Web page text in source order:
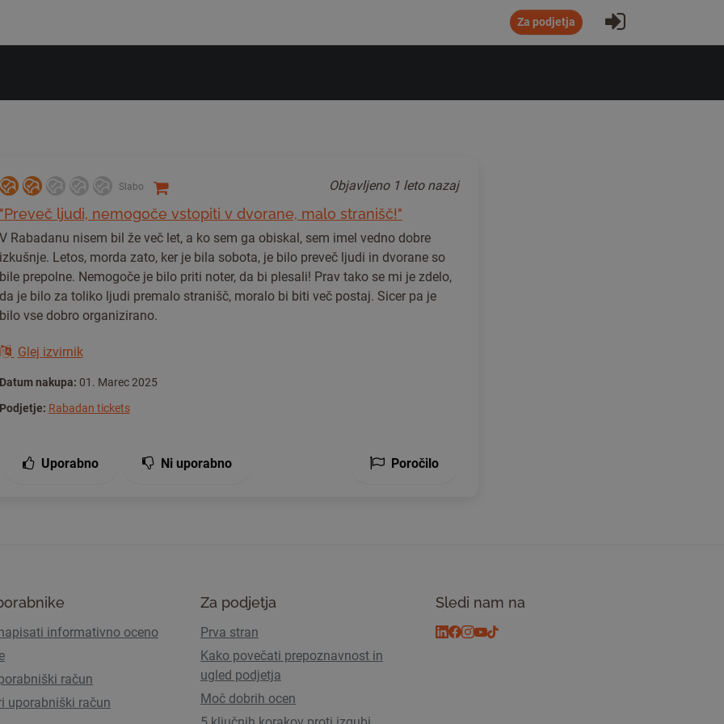
Za podjetja Prijavi se
Slabo Objavljeno 1 leto nazaj
"Preveč ljudi, nemogoče vstopiti v dvorane, malo stranišč!"
V Rabadanu nisem bil že več let, a ko sem ga obiskal, sem imel vedno dobre
izkušnje. Letos, morda zato, ker je bila sobota, je bilo preveč ljudi in dvorane so
bile prepolne. Nemogoče je bilo priti noter, da bi plesali! Prav tako se mi je zdelo,
da je bilo za toliko ljudi premalo stranišč, moralo bi biti več postaj. Sicer pa je
bilo vse dobro organizirano.
Glej izvirnik
Datum nakupa: 01. Marec 2025
Podjetje: Rabadan tickets
Uporabno Ni uporabno Poročilo
informativno oceno
račun
uporabniški račun
Za podjetja
Prva stran
Kako povečati prepoznavnost in
ugled podjetja
Moč dobrih ocen
Sledi nam na